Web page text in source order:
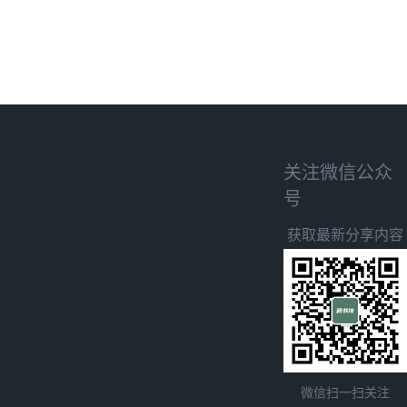
关注微信公众
号
获取最新分享内容
微信扫一扫关注